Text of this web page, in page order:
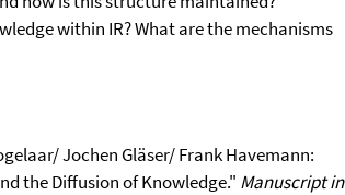
within IR? What are the mechanisms
Jochen Gläser/ Frank Havemann:
the Diffusion of Knowledge." Manuscript in